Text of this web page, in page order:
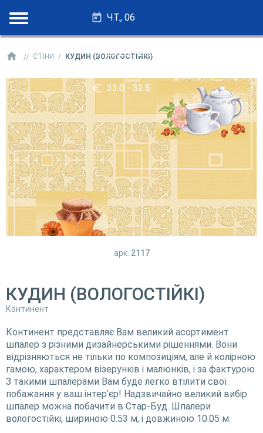
ЧТ., 06
28.25 - 27.75
33.0 - 32.5
СТІНИ КУДИН (ВОЛОГОСТІЙКІ)
арк. 2117
КУДИН (ВОЛОГОСТІЙКІ)
Континент
Континент представляє Вам великий асортимент
шпалер з різними дизайнерськими рішеннями. Вони
відрізняються не тільки по композиціям, але й колірною
гамою, характером візерунків і малюнків, і за фактурою.
З такими шпалерами Вам буде легко втілити свої
побажання у ваш інтер’єр! Надзвичайно великий вибір
шпалер можна побачити в Стар-Буд. Шпалери
вологостійкі, шириною 0.53 м, і довжиною 10.05 м.